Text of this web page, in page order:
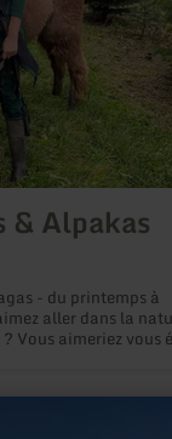
& Alpakas
- du printemps à
aller dans la
Vous aimeriez vous
promenons dans la
longs moments de